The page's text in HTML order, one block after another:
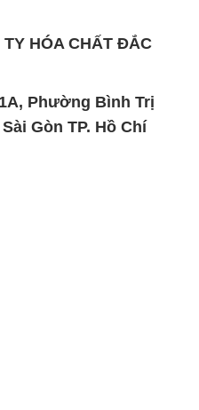
HÓA CHẤT ĐẮC
Phường Bình Trị
Gòn TP. Hồ Chí